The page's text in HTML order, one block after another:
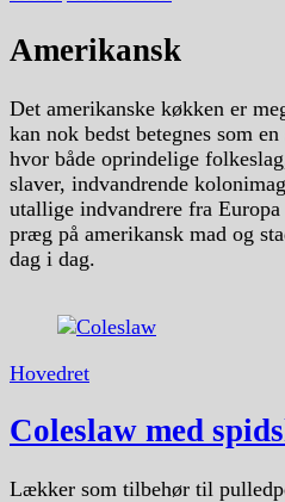
Amerikansk
Det amerikanske køkken er
kan nok bedst betegnes som
hvor både oprindelige
slaver, indvandrende
utallige indvandrere fra
præg på amerikansk mad og
dag i dag.
Hovedret
Coleslaw med
Lækker som tilbehør til